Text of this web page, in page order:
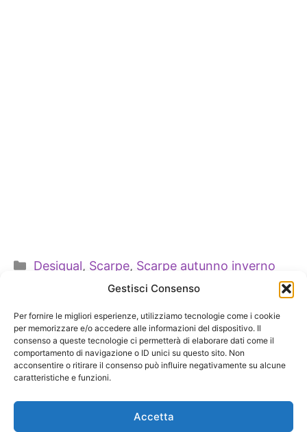
Gestisci Consenso
Per fornire le migliori esperienze, utilizziamo tecnologie come i cookie
per memorizzare e/o accedere alle informazioni del dispositivo. Il
consenso a queste tecnologie ci permetterà di elaborare dati come il
comportamento di navigazione o ID unici su questo sito. Non
acconsentire o ritirare il consenso può influire negativamente su alcune
caratteristiche e funzioni.
Accetta
Categorie
Desigual, Scarpe, Scarpe autunno inverno
Con gli Stivali
pioggia bambino
l’inverno può essere
colorato e allegro
Segue Borse
autunno inverno 2013
2014 in un’Atmosfera
Anni 20